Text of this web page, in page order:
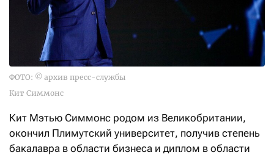
ФОТО: © архив пресс-службы
Кит Симмонс
Кит Мэтью Симмонс родом из Великобритании,
окончил Плимутский университет, получив степень
бакалавра в области бизнеса и диплом в области